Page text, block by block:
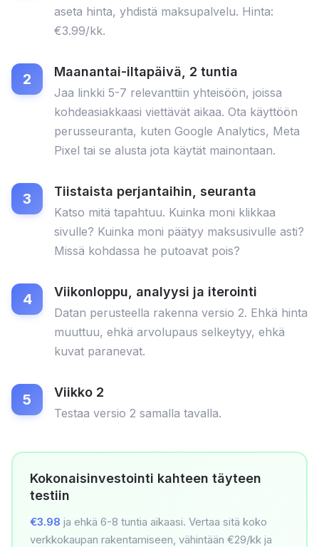
aseta hinta, yhdistä maksupalvelu. Hinta:
€3.99/kk.
Maanantai-iltapäivä, 2 tuntia
Jaa linkki 5-7 relevanttiin yhteisöön, joissa
kohdeasiakkaasi viettävät aikaa. Ota käyttöön
perusseuranta, kuten Google Analytics, Meta
Pixel tai se alusta jota käytät mainontaan.
Tiistaista perjantaihin, seuranta
Katso mitä tapahtuu. Kuinka moni klikkaa
sivulle? Kuinka moni päätyy maksusivulle asti?
Missä kohdassa he putoavat pois?
Viikonloppu, analyysi ja iterointi
Datan perusteella rakenna versio 2. Ehkä hinta
muuttuu, ehkä arvolupaus selkeytyy, ehkä
kuvat paranevat.
Viikko 2
Testaa versio 2 samalla tavalla.
Kokonaisinvestointi kahteen täyteen
testiin
€3.98 ja ehkä 6-8 tuntia aikaasi. Vertaa sitä koko
verkkokaupan rakentamiseen, vähintään €29/kk ja